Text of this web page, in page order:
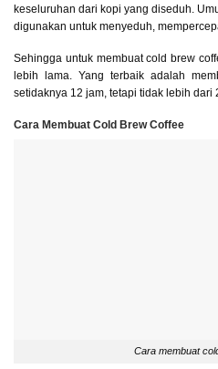
keseluruhan dari kopi yang diseduh.
digunakan untuk menyeduh,
Sehingga untuk membuat cold brew
lebih lama. Yang terbaik adalah
setidaknya 12 jam, tetapi tidak lebih dari
Cara Membuat Cold Brew Coffee
Cara membuat